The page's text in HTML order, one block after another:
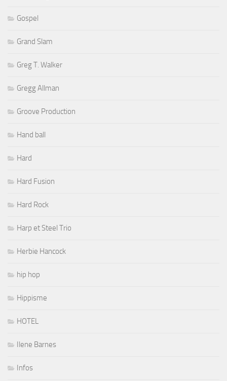
Gospel
Grand Slam
Greg T. Walker
Gregg Allman
Groove Production
Hand ball
Hard
Hard Fusion
Hard Rock
Harp et Steel Trio
Herbie Hancock
hip hop
Hippisme
HOTEL
Ilene Barnes
Infos